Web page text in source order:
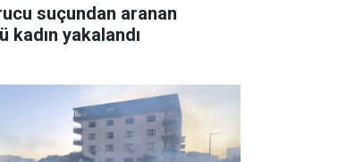
suçundan aranan
kadın yakalandı